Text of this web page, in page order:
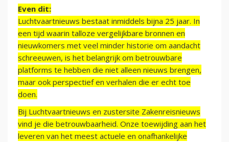
Even dit:
Luchtvaartnieuws bestaat inmiddels bijna 25 jaar. In
een tijd waarin talloze vergelijkbare bronnen en
nieuwkomers met veel minder historie om aandacht
schreeuwen, is het belangrijk om betrouwbare
platforms te hebben die niet alleen nieuws brengen,
maar ook perspectief en verhalen die er echt toe
doen.
Bij Luchtvaartnieuws en zustersite Zakenreisnieuws
vind je die betrouwbaarheid. Onze toewijding aan het
leveren van het meest actuele en onafhankelijke